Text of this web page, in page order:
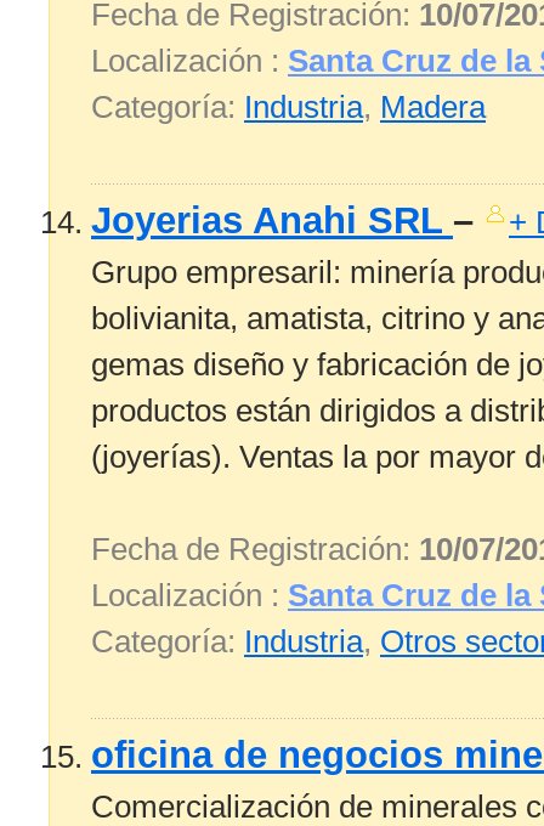
Fecha de Registración: 10/07/
Localización : Santa Cruz de la
Categoría: Industria, Madera
Joyerias Anahi SRL – +
Grupo empresaril: minería
bolivianita, amatista, citrino y
gemas diseño y fabricación de
productos están dirigidos a
(joyerías). Ventas la por mayor
Fecha de Registración: 10/07/
Localización : Santa Cruz de la
Categoría: Industria, Otros
oficina de negocios
Comercialización de minerales